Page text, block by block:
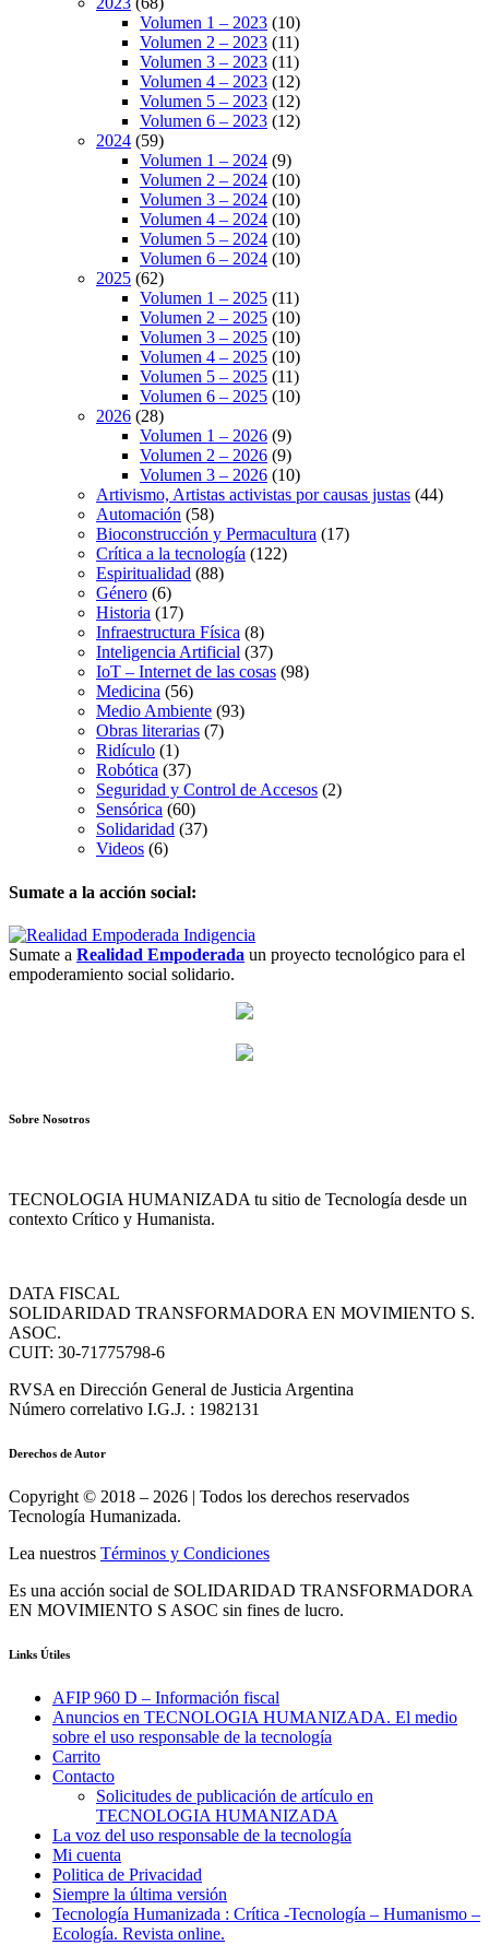
Volumen 1 – 2023 (10)
Volumen 2 – 2023 (11)
Volumen 3 – 2023 (11)
Volumen 4 – 2023 (12)
Volumen 5 – 2023 (12)
Volumen 6 – 2023 (12)
2024 (59)
Volumen 1 – 2024 (9)
Volumen 2 – 2024 (10)
Volumen 3 – 2024 (10)
Volumen 4 – 2024 (10)
Volumen 5 – 2024 (10)
Volumen 6 – 2024 (10)
2025 (62)
Volumen 1 – 2025 (11)
Volumen 2 – 2025 (10)
Volumen 3 – 2025 (10)
Volumen 4 – 2025 (10)
Volumen 5 – 2025 (11)
Volumen 6 – 2025 (10)
2026 (28)
Volumen 1 – 2026 (9)
Volumen 2 – 2026 (9)
Volumen 3 – 2026 (10)
Artivismo, Artistas activistas por causas justas (44)
Automación (58)
Bioconstrucción y Permacultura (17)
Crítica a la tecnología (122)
Espiritualidad (88)
Género (6)
Historia (17)
Infraestructura Física (8)
Inteligencia Artificial (37)
IoT – Internet de las cosas (98)
Medicina (56)
Medio Ambiente (93)
Obras literarias (7)
Ridículo (1)
Robótica (37)
Seguridad y Control de Accesos (2)
Sensórica (60)
Solidaridad (37)
Videos (6)
Sumate a la acción social:
Sumate a Realidad Empoderada un proyecto tecnológico para el
empoderamiento social solidario.
Sobre Nosotros
TECNOLOGIA HUMANIZADA tu sitio de Tecnología desde un
contexto Crítico y Humanista.
DATA FISCAL
SOLIDARIDAD TRANSFORMADORA EN MOVIMIENTO S.
ASOC.
CUIT: 30-71775798-6
RVSA en Dirección General de Justicia Argentina
Número correlativo I.G.J. : 1982131
Derechos de Autor
Copyright © 2018 – 2026 | Todos los derechos reservados
Tecnología Humanizada.
Lea nuestros Términos y Condiciones
Es una acción social de SOLIDARIDAD TRANSFORMADORA
EN MOVIMIENTO S ASOC sin fines de lucro.
Links Útiles
AFIP 960 D – Información fiscal
Anuncios en TECNOLOGIA HUMANIZADA. El medio
sobre el uso responsable de la tecnología
Carrito
Contacto
Solicitudes de publicación de artículo en
TECNOLOGIA HUMANIZADA
La voz del uso responsable de la tecnología
Mi cuenta
Politica de Privacidad
Siempre la última versión
Tecnología Humanizada : Crítica -Tecnología – Humanismo –
Ecología. Revista online.